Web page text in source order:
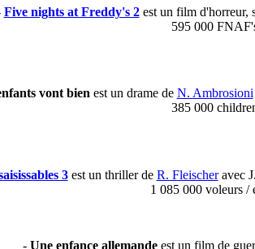
Five nights at Freddy's 2 est un film d'horreur,
595 000
vont bien est un drame de N. Ambrosioni
385 000
3 est un thriller de R. Fleischeravec
1 085 000 voleurs /
- Une enfance allemande est un film de